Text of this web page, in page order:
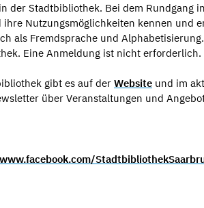
der Stadtbibliothek. Bei dem Rundgang
Nutzungsmöglichkeiten kennen und
als Fremdsprache und
Eine Anmeldung ist nicht erforderlich.
gibt es auf der Website und im
über Veranstaltungen und
www.facebook.com/